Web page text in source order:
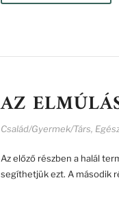
AZ
Család/Gyermek/Társ,
Az előző részben a halál
segíthetjük ezt. A második